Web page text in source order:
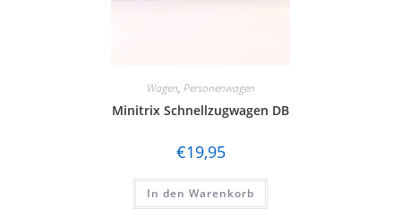
Wagen, Personenwagen
Minitrix Schnellzugwagen DB
€19,95
In den Warenkorb